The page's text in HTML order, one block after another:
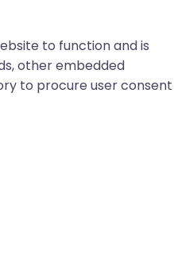
to function and is
other embedded
to procure user consent